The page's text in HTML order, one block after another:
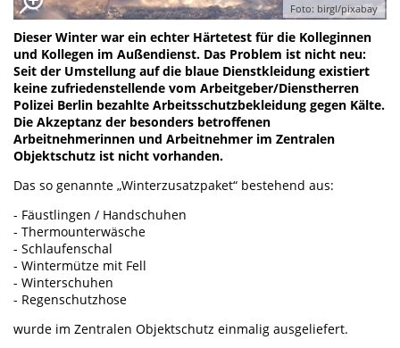
Foto: birgl/pixabay
Dieser Winter war ein echter Härtetest für die Kolleginnen
und Kollegen im Außendienst. Das Problem ist nicht neu:
Seit der Umstellung auf die blaue Dienstkleidung existiert
keine zufriedenstellende vom Arbeitgeber/Dienstherren
Polizei Berlin bezahlte Arbeitsschutzbekleidung gegen Kälte.
Die Akzeptanz der besonders betroffenen
Arbeitnehmerinnen und Arbeitnehmer im Zentralen
Objektschutz ist nicht vorhanden.
Das so genannte „Winterzusatzpaket“ bestehend aus:
- Fäustlingen / Handschuhen
- Thermounterwäsche
- Schlaufenschal
- Wintermütze mit Fell
- Winterschuhen
- Regenschutzhose
wurde im Zentralen Objektschutz einmalig ausgeliefert.